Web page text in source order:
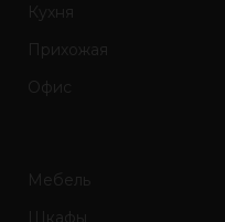
Кухня
Прихожая
Офис
Мебель
Шкафы